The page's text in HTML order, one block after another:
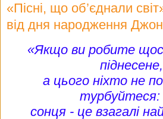
«Пісні, що об’єднали
від дня народження
«Якщо ви робите
піднесене,
а цього ніхто не
турбуйтеся:
сонця - це взагалі